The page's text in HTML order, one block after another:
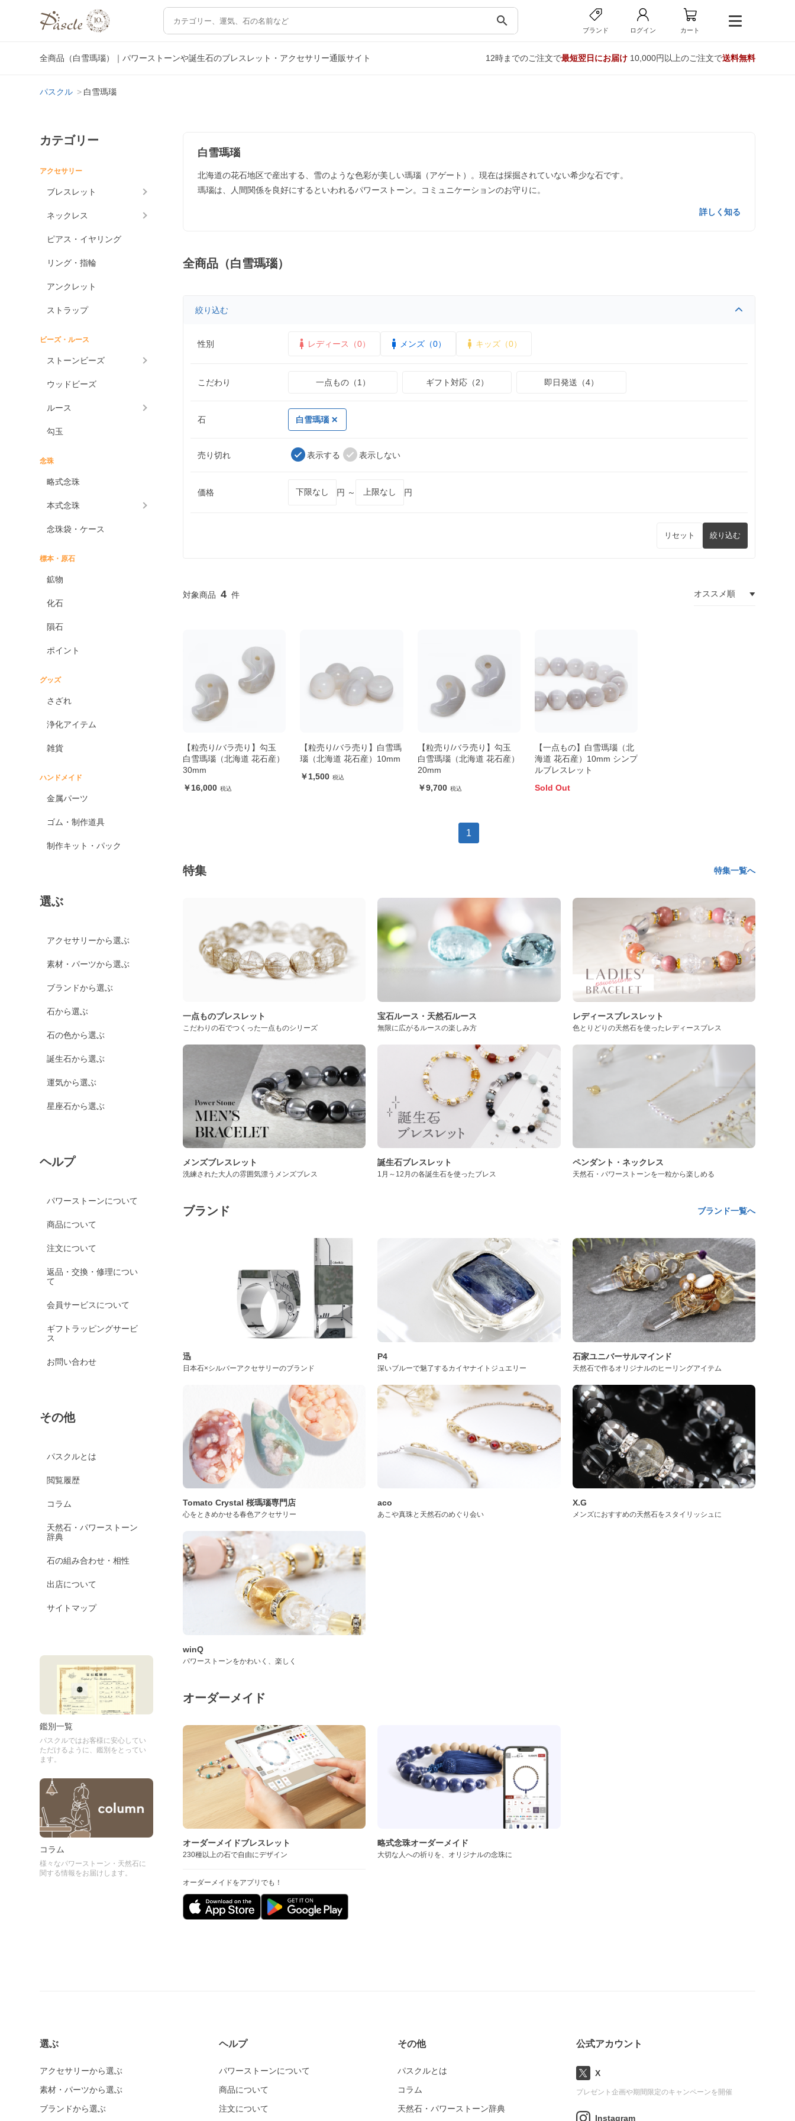
search
ブランド ログイン カート
全商品（白雪瑪瑙）｜パワーストーンや誕生石のブレスレット・アクセサリー通販サイト 12時までのご注文で最短翌日にお届け10,000円以上のご注文で送料無料
パスクル 白雪瑪瑙
カテゴリー
アクセサリー
ブレスレット
ネックレス
ピアス・イヤリング
リング・指輪
アンクレット
ストラップ
ビーズ・ルース
ストーンビーズ
ウッドビーズ
ルース
勾玉
念珠
略式念珠
本式念珠
念珠袋・ケース
標本・原石
鉱物
化石
隕石
ポイント
グッズ
さざれ
浄化アイテム
雑貨
ハンドメイド
金属パーツ
ゴム・制作道具
制作キット・パック
選ぶ
アクセサリーから選ぶ
素材・パーツから選ぶ
ブランドから選ぶ
石から選ぶ
石の色から選ぶ
誕生石から選ぶ
運気から選ぶ
星座石から選ぶ
ヘルプ
パワーストーンについて
商品について
注文について
返品・交換・修理につい
て
会員サービスについて
ギフトラッピングサービ
ス
お問い合わせ
その他
パスクルとは
閲覧履歴
コラム
天然石・パワーストーン
辞典
石の組み合わせ・相性
出店について
サイトマップ
鑑別一覧
パスクルではお客様に安心してい
ただけるように、鑑別をとってい
ます。
コラム
様々なパワーストーン・天然石に
関する情報をお届けします。
白雪瑪瑙
北海道の花石地区で産出する、雪のような色彩が美しい瑪瑙（アゲート）。現在は採掘されていない希少な石です。
瑪瑙は、人間関係を良好にするといわれるパワーストーン。コミュニケーションのお守りに。
詳しく知る
全商品（白雪瑪瑙）
絞り込む
性別 レディース（0） メンズ（0） キッズ（0）
こだわり 一点もの（1） ギフト対応（2） 即日発送（4）
石 白雪瑪瑙
売り切れ 表示する 表示しない
価格 円 ～ 円
リセット 絞り込む
4
【粒売り/バラ売り】勾玉
白雪瑪瑙（北海道 花石産）
30mm
16,000
【粒売り/バラ売り】白雪瑪
瑙（北海道 花石産）10mm
1,500
【粒売り/バラ売り】勾玉
白雪瑪瑙（北海道 花石産）
20mm
9,700
【一点もの】白雪瑪瑙（北
海道 花石産）10mm シンプ
ルブレスレット
Sold Out
1
特集 特集一覧へ
一点ものブレスレット
こだわりの石でつくった一点ものシリーズ
宝石ルース・天然石ルース
無限に広がるルースの楽しみ方
レディースブレスレット
色とりどりの天然石を使ったレディースブレス
メンズブレスレット
洗練された大人の雰囲気漂うメンズブレス
誕生石ブレスレット
1月～12月の各誕生石を使ったブレス
ペンダント・ネックレス
天然石・パワーストーンを一粒から楽しめる
ブランド ブランド一覧へ
迅
日本石×シルバーアクセサリーのブランド
P4
深いブルーで魅了するカイヤナイトジュエリー
石家ユニバーサルマインド
天然石で作るオリジナルのヒーリングアイテム
Tomato Crystal 桜瑪瑙専門店
心をときめかせる春色アクセサリー
aco
あこや真珠と天然石のめぐり会い
X.G
メンズにおすすめの天然石をスタイリッシュに
winQ
パワーストーンをかわいく、楽しく
オーダーメイド
オーダーメイドブレスレット
230種以上の石で自由にデザイン
オーダーメイドをアプリでも！
略式念珠オーダーメイド
大切な人への祈りを、オリジナルの念珠に
選ぶ
アクセサリーから選ぶ
素材・パーツから選ぶ
ブランドから選ぶ
ヘルプ
パワーストーンについて
商品について
注文について
その他
パスクルとは
コラム
天然石・パワーストーン辞典
公式アカウント
X
プレゼント企画や期間限定のキャンペーンを開催
Instagram